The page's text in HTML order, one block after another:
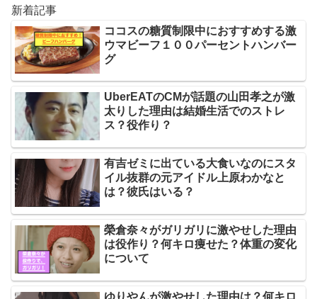
新着記事
ココスの糖質制限中におすすめする激
ウマビーフ１００パーセントハンバー
グ
UberEATのCMが話題の山田孝之が激
太りした理由は結婚生活でのストレ
ス？役作り？
有吉ゼミに出ている大食いなのにスタ
イル抜群の元アイドル上原わかなと
は？彼氏はいる？
榮倉奈々がガリガリに激やせした理由
は役作り？何キロ痩せた？体重の変化
について
ゆりやんが激やせした理由は？何キロ